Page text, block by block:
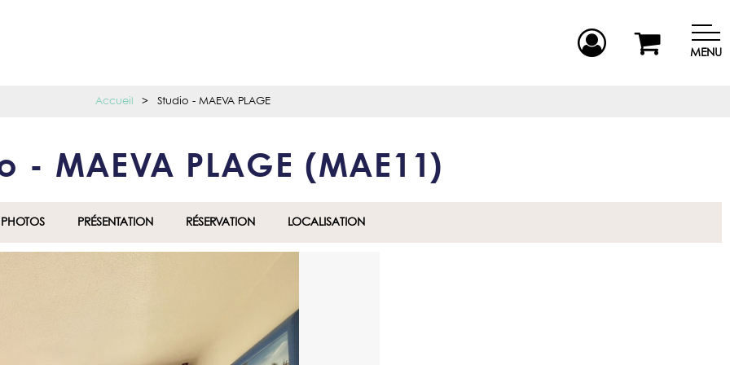
MENU
Accueil > Studio - MAEVA PLAGE
- MAEVA PLAGE (MAE11 )
PHOTOS PRÉSENTATION RÉSERVATION LOCALISATION